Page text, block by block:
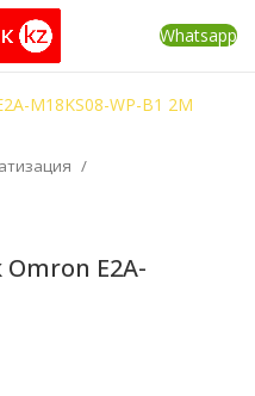
Whatsapp
E2A-